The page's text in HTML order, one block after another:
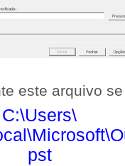
este arquivo
C:\Users\
pst